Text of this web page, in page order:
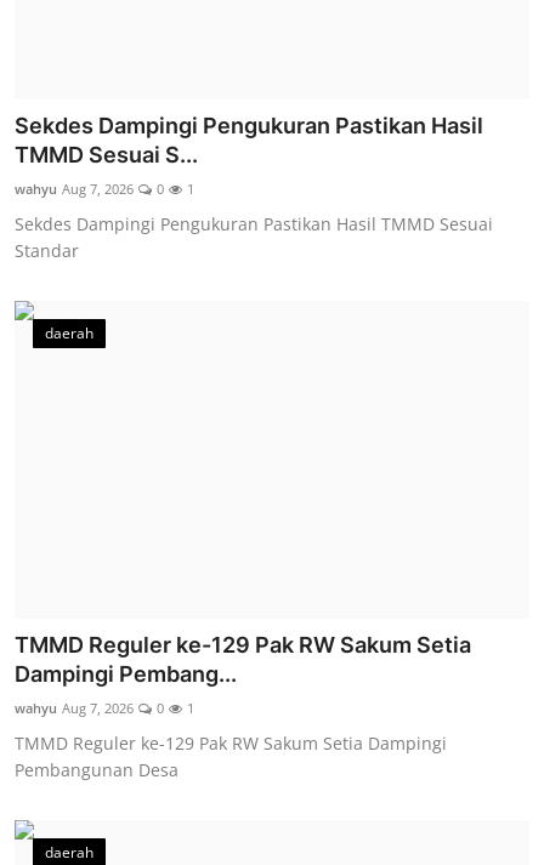
Sekdes Dampingi Pengukuran Pastikan Hasil
TMMD Sesuai S...
wahyu Aug 7, 2026 0 1
Sekdes Dampingi Pengukuran Pastikan Hasil TMMD Sesuai
Standar
daerah
TMMD Reguler ke-129 Pak RW Sakum Setia
Dampingi Pembang...
wahyu Aug 7, 2026 0 1
TMMD Reguler ke-129 Pak RW Sakum Setia Dampingi
Pembangunan Desa
daerah